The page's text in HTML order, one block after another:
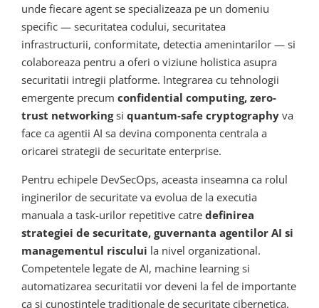
unde fiecare agent se specializeaza pe un domeniu
specific — securitatea codului, securitatea
infrastructurii, conformitate, detectia amenintarilor — si
colaboreaza pentru a oferi o viziune holistica asupra
securitatii intregii platforme. Integrarea cu tehnologii
emergente precum confidential computing, zero-
trust networkingsi quantum-safe cryptography va
face ca agentii AI sa devina componenta centrala a
oricarei strategii de securitate enterprise.
Pentru echipele DevSecOps, aceasta inseamna ca rolul
inginerilor de securitate va evolua de la executia
manuala a task-urilor repetitive catre definirea
strategiei de securitate, guvernanta agentilor AI si
managementul riscului la nivel organizational.
Competentele legate de AI, machine learning si
automatizarea securitatii vor deveni la fel de importante
ca si cunostintele traditionale de securitate cibernetica.